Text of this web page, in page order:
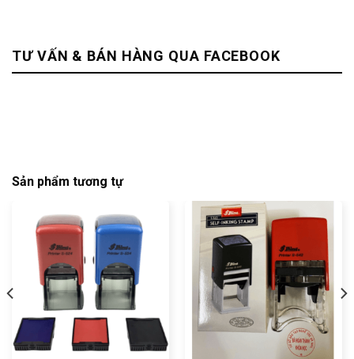
TƯ VẤN & BÁN HÀNG QUA FACEBOOK
Sản phẩm tương tự